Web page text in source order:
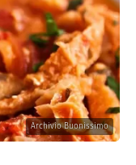
Archivio Buonissimo